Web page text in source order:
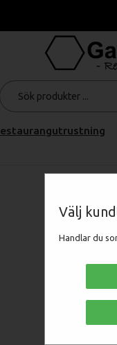
Välj
Handlar du